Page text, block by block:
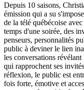
Depuis 10 saisons,
émission qui a su
de la télé québécoise
temps d'une soirée, des
penseurs, personnalités
public à deviner le lien
les conversations
qui rapprochent ses
réflexion, le public est
fois forte, émotive et